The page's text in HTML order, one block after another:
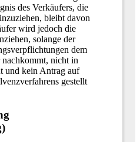
des Verkäufers, die
bleibt davon
wird jedoch die
solange der
dem
nachkommt, nicht in
und kein Antrag auf
gestellt